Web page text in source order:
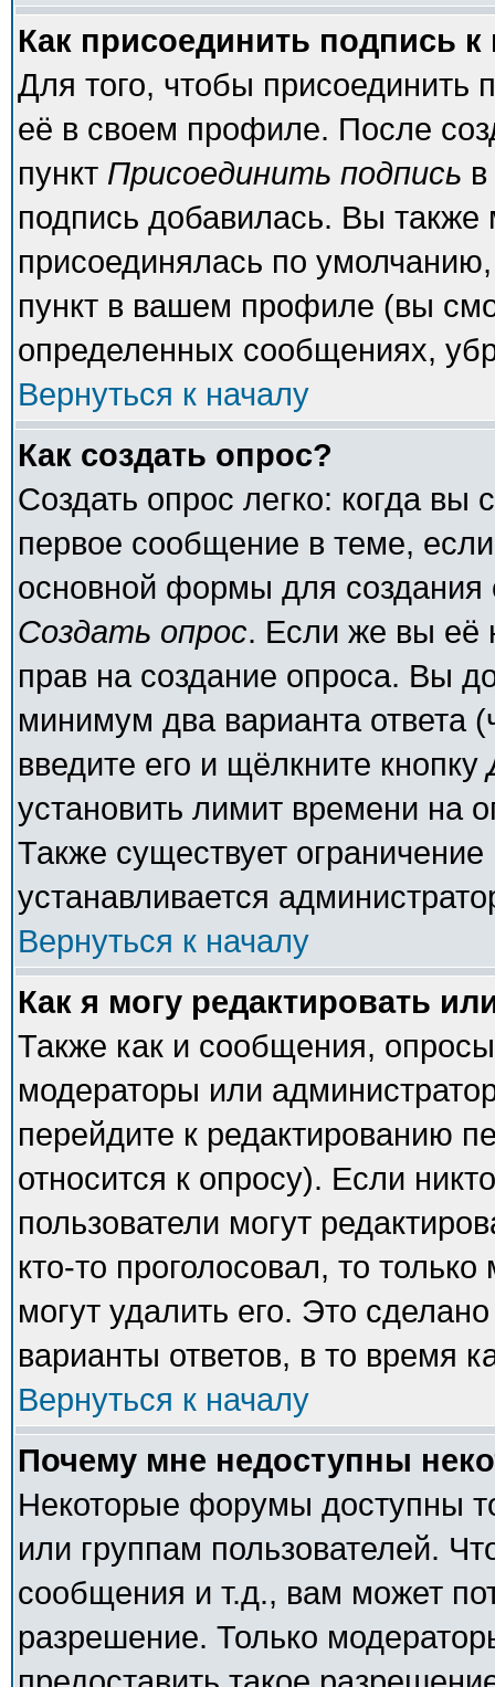
Как присоединить подпись
Для того, чтобы присоединить
её в своем профиле. После
пункт Присоединить подпись
подпись добавилась. Вы
присоединялась по
пункт в вашем профиле (вы
определенных сообщениях,
Вернуться к началу
Как создать опрос?
Создать опрос легко: когда вы
первое сообщение в теме,
основной формы для
Создать опрос. Если же вы её
прав на создание опроса. Вы
минимум два варианта ответа
введите его и щёлкните кнопку
установить лимит времени на
Также существует
устанавливается
Вернуться к началу
Как я могу редактировать
Также как и сообщения,
модераторы или
перейдите к редактированию
относится к опросу). Если
пользователи могут
кто-то проголосовал, то
могут удалить его. Это
варианты ответов, в то время
Вернуться к началу
Почему мне недоступны
Некоторые форумы доступны
или группам пользователей.
сообщения и т.д., вам может
разрешение. Только